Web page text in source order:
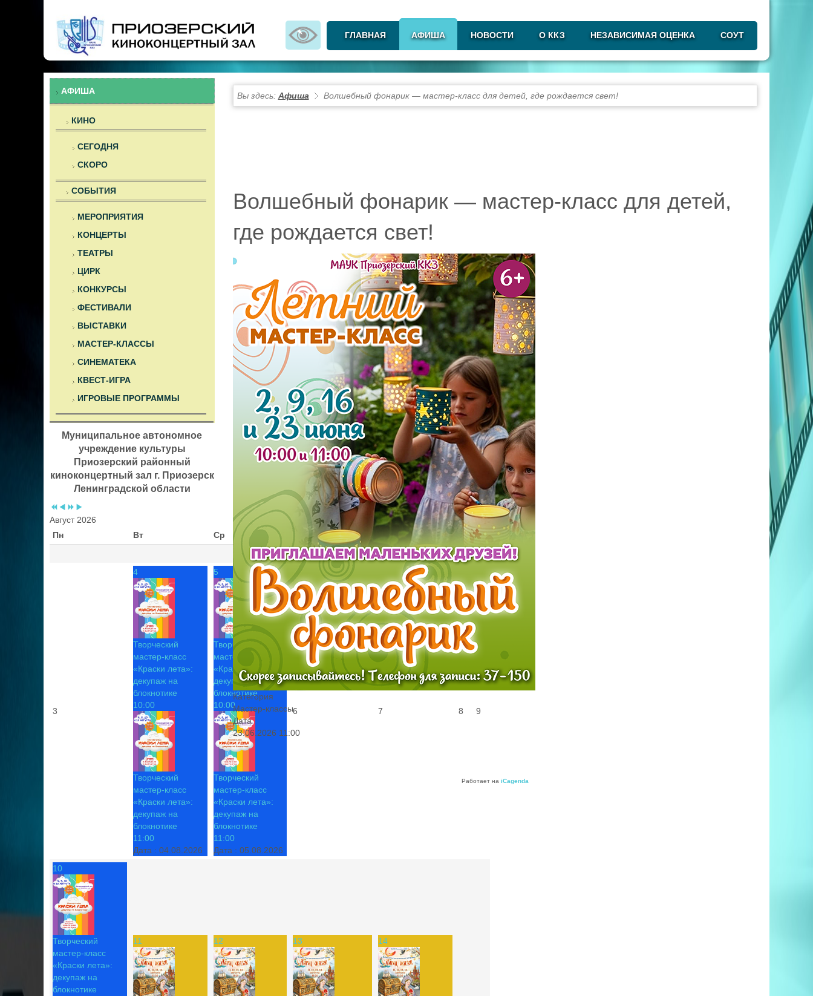
ГЛАВНАЯ АФИША НОВОСТИ О ККЗ НЕЗАВИСИМАЯ ОЦЕНКА СОУТ
АФИША
КИНО
СЕГОДНЯ
СКОРО
СОБЫТИЯ
МЕРОПРИЯТИЯ
КОНЦЕРТЫ
ТЕАТРЫ
ЦИРК
КОНКУРСЫ
ФЕСТИВАЛИ
ВЫСТАВКИ
МАСТЕР-КЛАССЫ
СИНЕМАТЕКА
КВЕСТ-ИГРА
ИГРОВЫЕ ПРОГРАММЫ
Муниципальное автономное
учреждение культуры
Приозерский районный
киноконцертный зал г. Приозерск
Ленинградской области
Предыдущий
год
Предыдущий
Следующий
Следующий
Август 2026
Пн
Вт Ср Пт Сб
Вс
1
2
3
4
Творческий
мастер-класс
«Краски лета»:
декупаж на
блокнотике
10:00
Творческий
мастер-класс
«Краски лета»:
декупаж на
блокнотике
11:00
Дата : 04.08.2026
5
Творческий
мастер-класс
«Краски лета»:
декупаж на
блокнотике
10:00
Творческий
мастер-класс
«Краски лета»:
декупаж на
блокнотике
11:00
Дата : 05.08.2026
6 7 8 9
10
Творческий
мастер-класс
«Краски лета»:
декупаж на
блокнотике
11 12 13 14
Вы здесь: Афиша Волшебный фонарик — мастер-класс для детей, где рождается свет!
Волшебный фонарик — мастер-класс для детей,
где рождается свет!
Категория
Мастер-классы
Дата
23.06.2026 11:00
Работает на iCagenda